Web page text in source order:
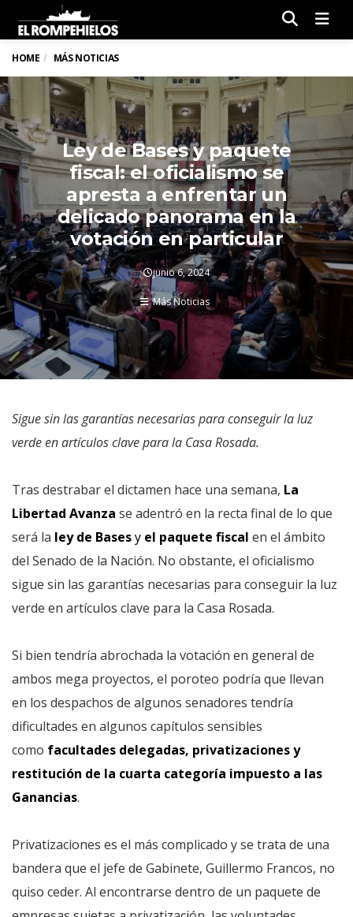
HOME MÁS NOTICIAS
Ley de Bases y paquete
fiscal: el oficialismo se
apresta a enfrentar un
delicado panorama en la
votación en particular
junio 6, 2024
Más Noticias
Sigue sin las garantías necesarias para conseguir la luz
verde en artículos clave para la Casa Rosada.
Tras destrabar el dictamen hace una semana, La
Libertad Avanza se adentró en la recta final de lo que
será la ley de Basesy el paquete fiscal en el ámbito
del Senado de la Nación. No obstante, el oficialismo
sigue sin las garantías necesarias para conseguir la luz
verde en artículos clave para la Casa Rosada.
Si bien tendría abrochada la votación en general de
ambos mega proyectos, el poroteo podría que llevan
en los despachos de algunos senadores tendría
dificultades en algunos capítulos sensibles
como facultades delegadas, privatizaciones y
restitución de la cuarta categoría impuesto a las
Ganancias.
Privatizaciones es el más complicado y se trata de una
bandera que el jefe de Gabinete, Guillermo Francos, no
quiso ceder. Al encontrarse dentro de un paquete de